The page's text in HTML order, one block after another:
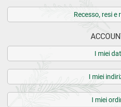
Recesso, resi e
I miei
I miei
I miei